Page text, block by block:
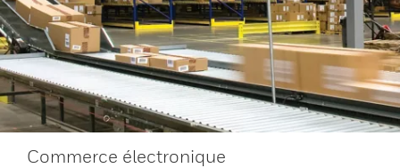
Commerce électronique